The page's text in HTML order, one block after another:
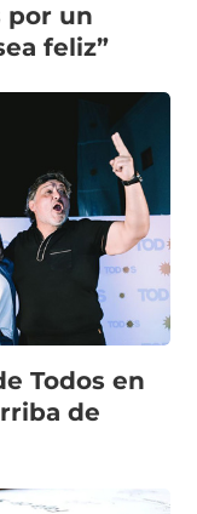
por un
feliz”
Todos en
de